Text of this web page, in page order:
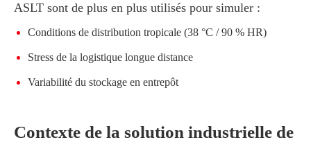
ASLT sont de plus en plus utilisés pour simuler :
Conditions de distribution tropicale (38 °C / 90 % HR)
Stress de la logistique longue distance
Variabilité du stockage en entrepôt
Contexte de la solution industrielle de